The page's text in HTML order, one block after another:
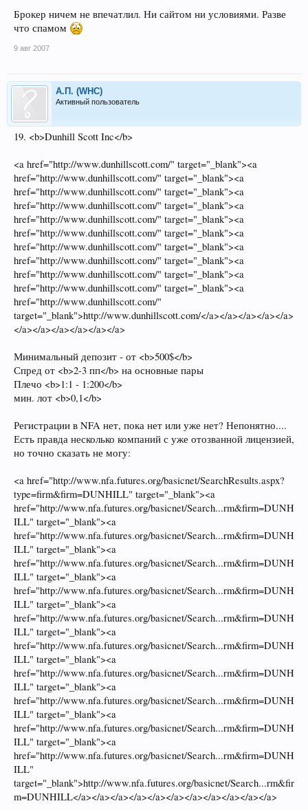
Брокер ничем не впечатлил. Ни сайтом ни условиями. Разве
что спамом
9 авг 2007
А.П. (WHC)
Активный пользователь
19. <b>Dunhill Scott Inc</b>
<a href="http://www.dunhillscott.com/" target="_blank"><a
href="http://www.dunhillscott.com/" target="_blank"><a
href="http://www.dunhillscott.com/" target="_blank"><a
href="http://www.dunhillscott.com/" target="_blank"><a
href="http://www.dunhillscott.com/" target="_blank"><a
href="http://www.dunhillscott.com/" target="_blank"><a
href="http://www.dunhillscott.com/" target="_blank"><a
href="http://www.dunhillscott.com/" target="_blank"><a
href="http://www.dunhillscott.com/" target="_blank"><a
href="http://www.dunhillscott.com/" target="_blank"><a
href="http://www.dunhillscott.com/"
target="_blank">http://www.dunhillscott.com/</a></a></a></a></a>
</a></a></a></a></a></a>
Минимальный депозит - от <b>500$</b>
Спред от <b>2-3 пп</b> на основные пары
Плечо <b>1:1 - 1:200</b>
мин. лот <b>0,1</b>
Регистрации в NFA нет, пока нет или уже нет? Непонятно....
Есть правда несколько компаний с уже отозванной лицензией,
но точно сказать не могу:
<a href="http://www.nfa.futures.org/basicnet/SearchResults.aspx?
type=firm&firm=DUNHILL" target="_blank"><a
href="http://www.nfa.futures.org/basicnet/Search...rm&firm=DUNH
ILL" target="_blank"><a
href="http://www.nfa.futures.org/basicnet/Search...rm&firm=DUNH
ILL" target="_blank"><a
href="http://www.nfa.futures.org/basicnet/Search...rm&firm=DUNH
ILL" target="_blank"><a
href="http://www.nfa.futures.org/basicnet/Search...rm&firm=DUNH
ILL" target="_blank"><a
href="http://www.nfa.futures.org/basicnet/Search...rm&firm=DUNH
ILL" target="_blank"><a
href="http://www.nfa.futures.org/basicnet/Search...rm&firm=DUNH
ILL" target="_blank"><a
href="http://www.nfa.futures.org/basicnet/Search...rm&firm=DUNH
ILL" target="_blank"><a
href="http://www.nfa.futures.org/basicnet/Search...rm&firm=DUNH
ILL" target="_blank"><a
href="http://www.nfa.futures.org/basicnet/Search...rm&firm=DUNH
ILL" target="_blank"><a
href="http://www.nfa.futures.org/basicnet/Search...rm&firm=DUNH
ILL"
target="_blank">http://www.nfa.futures.org/basicnet/Search...rm&fir
m=DUNHILL</a></a></a></a></a></a></a></a></a></a></a>